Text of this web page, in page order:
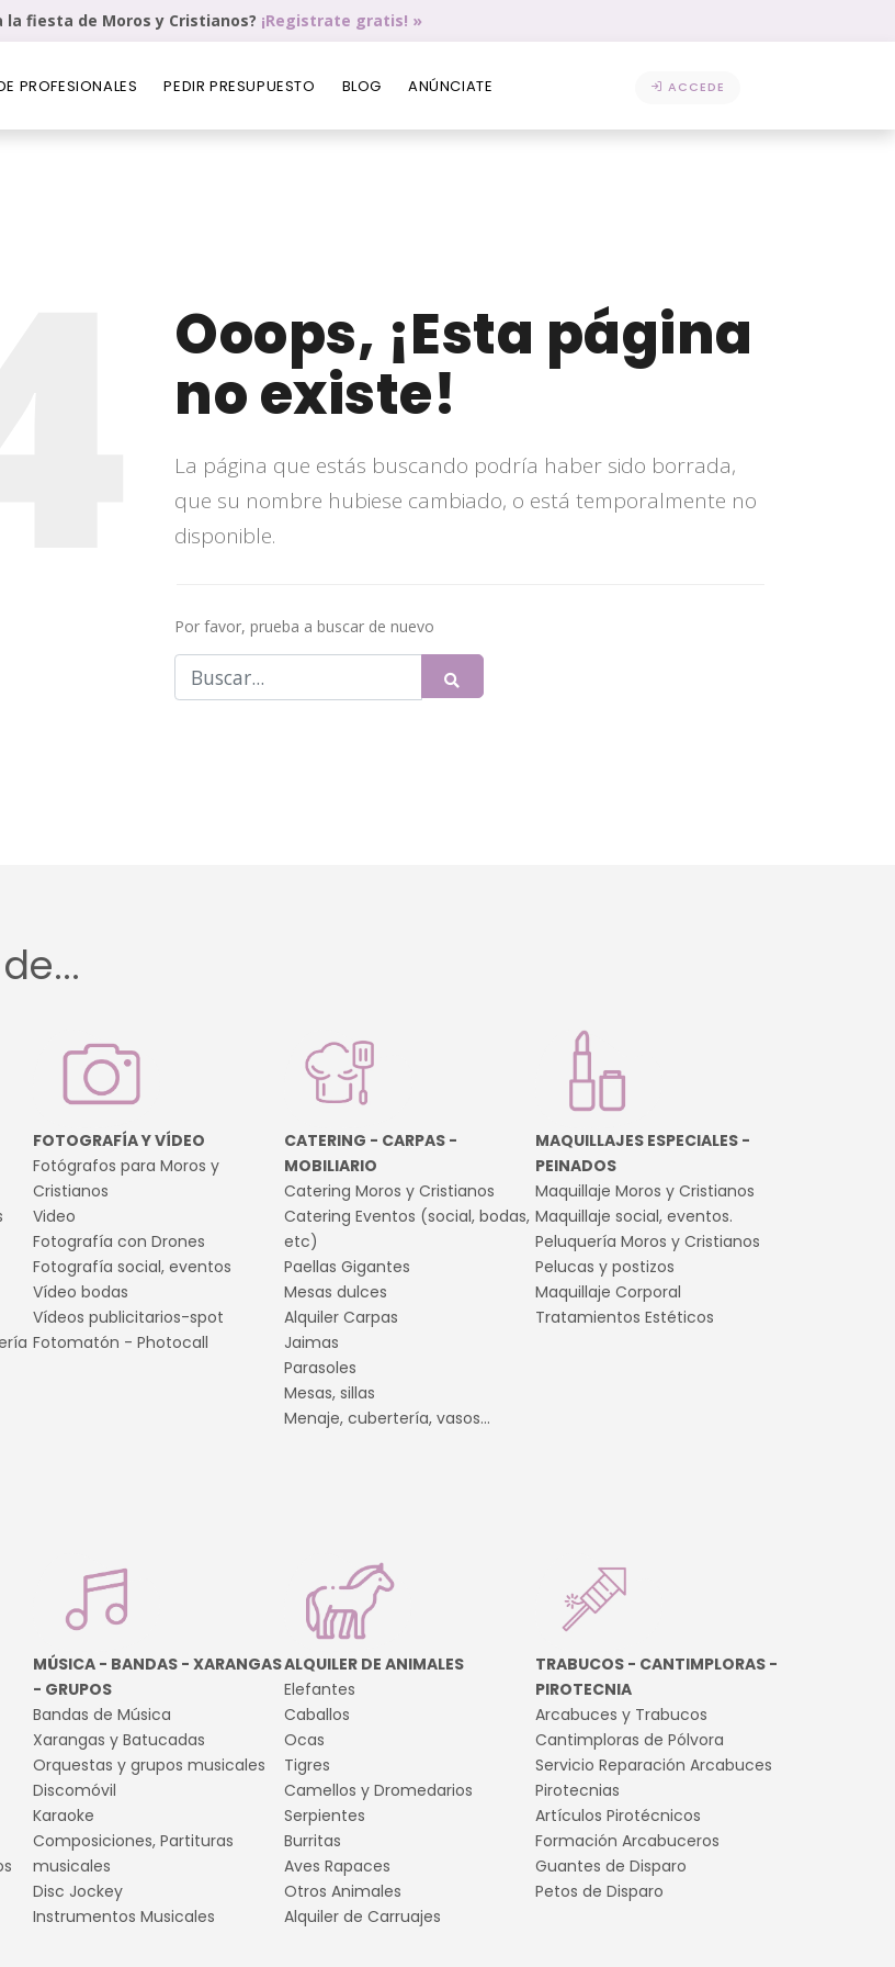
la fiesta de Moros y Cristianos? ¡Registrate gratis! »
ACCEDE
PROFESIONALES PEDIR PRESUPUESTO BLOG ANÚNCIATE
Ooops, ¡Esta página
no existe!
La página que estás buscando podría haber sido borrada,
que su nombre hubiese cambiado, o está temporalmente no
disponible.
Por favor, prueba a buscar de nuevo
FOTOGRAFÍA Y VÍDEO
Fotógrafos para Moros y
Cristianos
Video
Fotografía con Drones
Fotografía social, eventos
Vídeo bodas
Vídeos publicitarios-spot
Fotomatón - Photocall
CATERING - CARPAS -
MOBILIARIO
Catering Moros y Cristianos
Catering Eventos (social, bodas,
etc)
Paellas Gigantes
Mesas dulces
Alquiler Carpas
Jaimas
Parasoles
Mesas, sillas
Menaje, cubertería, vasos...
MAQUILLAJES ESPECIALES -
PEINADOS
Maquillaje Moros y Cristianos
Maquillaje social, eventos.
Peluquería Moros y Cristianos
Pelucas y postizos
Maquillaje Corporal
Tratamientos Estéticos
MÚSICA - BANDAS - XARANGAS
- GRUPOS
Bandas de Música
Xarangas y Batucadas
Orquestas y grupos musicales
Discomóvil
Karaoke
Composiciones, Partituras
musicales
Disc Jockey
Instrumentos Musicales
ALQUILER DE ANIMALES
Elefantes
Caballos
Ocas
Tigres
Camellos y Dromedarios
Serpientes
Burritas
Aves Rapaces
Otros Animales
Alquiler de Carruajes
TRABUCOS - CANTIMPLORAS -
PIROTECNIA
Arcabuces y Trabucos
Cantimploras de Pólvora
Servicio Reparación Arcabuces
Pirotecnias
Artículos Pirotécnicos
Formación Arcabuceros
Guantes de Disparo
Petos de Disparo